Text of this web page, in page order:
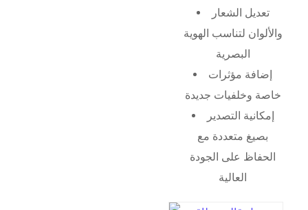
تعديل الشعار
والألوان لتناسب الهوية
البصرية
إضافة مؤثرات
خاصة وخلفيات جديدة
إمكانية التصدير
بصيغ متعددة مع
الحفاظ على الجودة
العالية